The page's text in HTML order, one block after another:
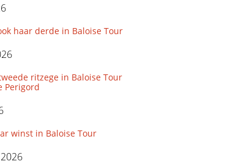
haar derde in Baloise Tour
ritzege in Baloise Tour
Perigord
winst in Baloise Tour